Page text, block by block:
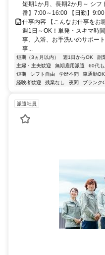
短期1か月、長期2か月～ シフ
番】7:00～16:00 【日勤】
仕事内容 【こんなお仕事をお
週1日～OK！単発・スキマ時
事、入浴、お手洗いのサポー
事...
短期（3ヵ月以内） 週1日からOK 副
主婦・主夫歓迎
無期雇用派遣 60代
短期
シフト自由 学歴不問 車通勤OK
経験者歓迎
残業なし 夜間 ブランク
派遣社員